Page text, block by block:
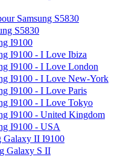
Samsung S5830
S5830
I9100
I9100 - I Love Ibiza
I9100 - I Love London
I9100 - I Love New-York
I9100 - I Love Paris
I9100 - I Love Tokyo
I9100 - United Kingdom
I9100 - USA
Galaxy II I9100
Galaxy S II